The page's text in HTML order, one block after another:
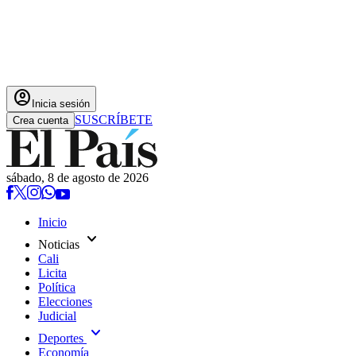
account_circle Inicia sesión
Crea cuenta SUSCRÍBETE
sábado, 8 de agosto de 2026
Inicio
Noticias expand_more
Cali
Licita
Política
Elecciones
Judicial
Deportes expand_more
Economía